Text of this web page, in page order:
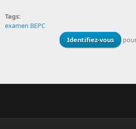
Tags:
examen BEPC
Identifiez-vous